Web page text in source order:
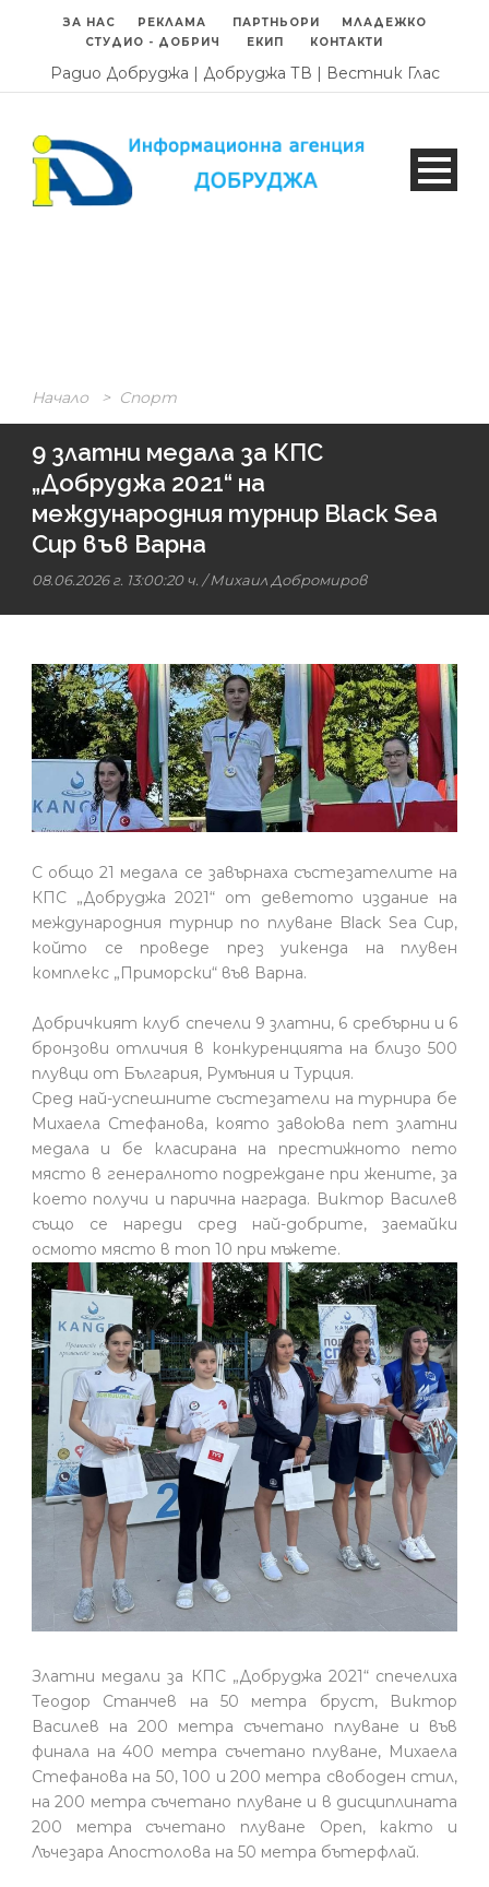
ЗА НАС РЕКЛАМА ПАРТНЬОРИ
МЛАДЕЖКО
СТУДИО - ДОБРИЧ
ЕКИП КОНТАКТИ
Радио Добруджа | Добруджа ТВ | Вестник Глас
Начало > Спорт
9 златни медала за КПС
„Добруджа 2021“ на
международния турнир Black Sea
Cup във Варна
08.06.2026 г. 13:00:20 ч. /Михаил Добромиров
С общо 21 медала се завърнаха състезателите на
КПС „Добруджа 2021“ от деветото издание на
международния турнир по плуване Black Sea Cup,
който се проведе през уикенда на плувен
комплекс „Приморски“ във Варна.
Добричкият клуб спечели 9 златни, 6 сребърни и 6
бронзови отличия в конкуренцията на близо 500
плувци от България, Румъния и Турция.
Сред най-успешните състезатели на турнира бе
Михаела Стефанова, която завоюва пет златни
медала и бе класирана на престижното пето
място в генералното подреждане при жените, за
което получи и парична награда. Виктор Василев
също се нареди сред най-добрите, заемайки
осмото място в топ 10 при мъжете.
Златни медали за КПС „Добруджа 2021“ спечелиха
Теодор Станчев на 50 метра бруст, Виктор
Василев на 200 метра съчетано плуване и във
финала на 400 метра съчетано плуване, Михаела
Стефанова на 50, 100 и 200 метра свободен стил,
на 200 метра съчетано плуване и в дисциплината
200 метра съчетано плуване Open, както и
Лъчезара Апостолова на 50 метра бътерфлай.